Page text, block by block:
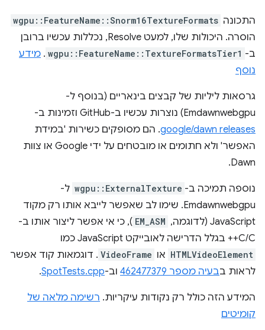
התכונה wgpu::FeatureName::Snorm16TextureFormats
הוסרה. היכולות שלו, למעט Resolve, נכללות עכשיו ברובן
ב- wgpu::FeatureName::TextureFormatsTier1
. מידע
נוסף
גרסאות ליליות של קבצים בינאריים (בנוסף ל-
Emdawnwebgpu) נוצרות עכשיו ב-GitHub וזמינות ב-
google/dawn releases. הם מסופקים כשירות 'במידת
האפשר' ולא חתומים או מובטחים על ידי Google או צוות
Dawn.
נוספה תמיכה ב- wgpu::ExternalTexture ל-
Emdawnwebgpu. שימו לב שאפשר לייבא אותו רק מקוד
JavaScript (לדוגמה,
EM_ASM ), כי אי אפשר ליצור אותו ב-
C/C++ בגלל הדרישה לאובייקט JavaScript כמו
HTMLVideoElement או VideoFrame . דוגמאות קוד אפשר
לראות בבעיה מספר 462477379 וב-SpotTests.cpp
.
המידע הזה כולל רק נקודות עיקריות. רשימה מלאה של
קומיטים